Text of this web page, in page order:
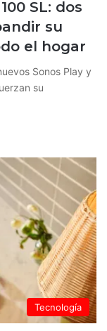
SL: dos
su
el hogar
Sonos Play y
su
Tecnología